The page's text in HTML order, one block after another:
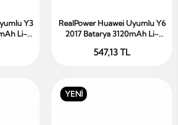
Y3
Li-
Sepete Ekle
RealPower Huawei Uyumlu Y6
2017 Batarya 3120mAh Li-
547,13 TL
YENİ